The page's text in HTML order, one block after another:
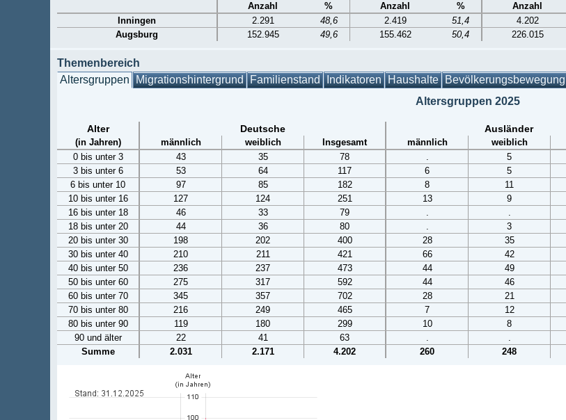
Anzahl % Anzahl % Anzahl
Inningen
2.291 48,6 2.419 51,4 4.202
Augsburg
152.945 49,6 155.462 50,4 226.015
Themenbereich
Altersgruppen Migrationshintergrund Familienstand Indikatoren Haushalte Bevölkerungsbewegung
Altersgruppen 2025
Alter Deutsche Ausländer
(in Jahren) männlich weiblich Insgesamt männlich weiblich
0 bis unter 3
43 35 78 . 5
3 bis unter 6
53 64 117 6 5
6 bis unter 10
97 85 182 8 11
10 bis unter 16
127 124 251 13 9
16 bis unter 18
46 33 79 . .
18 bis unter 20
44 36 80 . 3
20 bis unter 30
198 202 400 28 35
30 bis unter 40
210 211 421 66 42
40 bis unter 50
236 237 473 44 49
50 bis unter 60
275 317 592 44 46
60 bis unter 70
345 357 702 28 21
70 bis unter 80
216 249 465 7 12
80 bis unter 90
119 180 299 10 8
90 und älter
22 41 63 . .
Summe
2.031 2.171 4.202 260 248